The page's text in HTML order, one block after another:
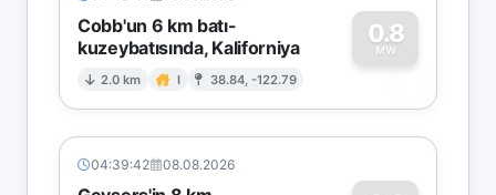
Cobb'un 6 km batı-
kuzeybatısında, Kaliforniya
2.0 km I 38.84, -122.79
0.8
MW
0
04:39:42 08.08.2026